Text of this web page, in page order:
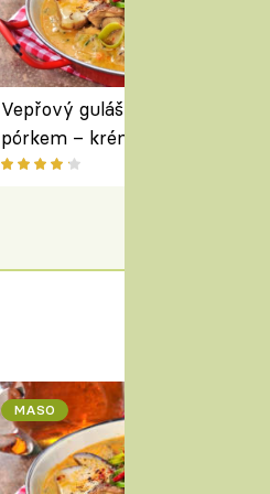
Vepřový guláš s houbami a
pórkem – krémový a voňavý
pokrm z jednoho hrnce
MASO